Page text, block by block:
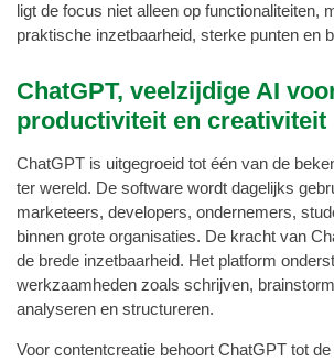
ligt de focus niet alleen op functionaliteiten,
praktische inzetbaarheid, sterke punten en
ChatGPT, veelzijdige AI
productiviteit en creativiteit
ChatGPT is uitgegroeid tot één van de
ter wereld. De software wordt dagelijks
marketeers, developers, ondernemers,
binnen grote organisaties. De kracht van
de brede inzetbaarheid. Het platform
werkzaamheden zoals schrijven,
analyseren en structureren.
Voor contentcreatie behoort ChatGPT tot